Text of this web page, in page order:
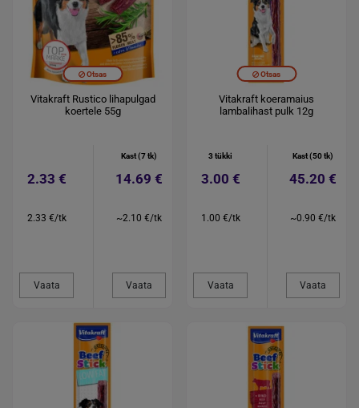
Otsas
Vitakraft Rustico lihapulgad
koertele 55g
2.33 €
2.33 €/tk
Vaata
Kast (7 tk)
14.69 €
~2.10 €/tk
Vaata
Otsas
Vitakraft koeramaius
lambalihast pulk 12g
3 tükki
3.00 €
1.00 €/tk
Vaata
Kast (50 tk)
45.20 €
~0.90 €/tk
Vaata